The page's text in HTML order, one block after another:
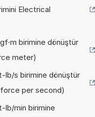
Electrical
birimine dönüştür
meter)
lb/s birimine dönüştür
per second)
lb/min birimine